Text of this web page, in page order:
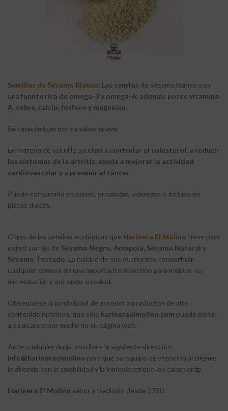
Semillas de Sésamo Blanco: Las semillas de sésamo blanco son
una fuente rica de omega-3 y omega-6; además posee vitamina
A, cobre, calcio, fósforo y magnesio.
Se caracterizan por su sabor suave.
En materia de salud le ayudará a controlar el colesterol, a reducir
los síntomas de la artritis, ayuda a mejorar la actividad
cardiovascular y a prevenir el cáncer.
Puede consumirla en panes, ensaladas, aderezos e incluso en
platos dulces.
Otras de las semillas ecológicas que Harinera El Molino tiene para
usted son las de Sésamo Negro, Amapola, Sésamo Natural y
Sésamo Tostado. La calidad de sus nutrientes convertirán
cualquier compra en una importante inversión para mejorar su
alimentación y por ende su salud.
Obséquiese la posibilidad de acceder a productos de alto
contenido nutritivo, que sólo harineraelmolino.com puede poner
a su alcance por medio de su página web.
Ante cualquier duda, escriba a la siguiente dirección
info@harineraelmolino para que su equipo de atención al cliente
le atienda con la amabilidad y la inmediatez que los caracteriza.
Harinera El Molino sabor a tradición desde 1780.